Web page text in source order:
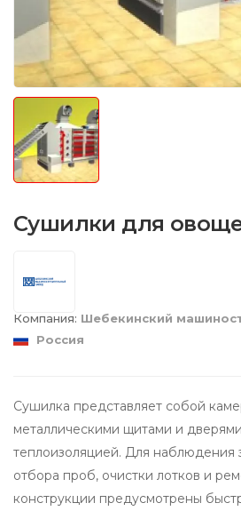
Сушилки для
Компания: Шебекинский
Россия
Сушилка представляет собой
металлическими щитами и
теплоизоляцией. Для наблюдения
отбора проб, очистки лотков и
конструкции предусмотрены